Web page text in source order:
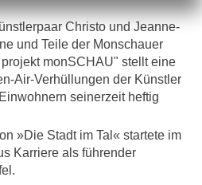
Christo und Jeanne-
und Teile der Monschauer
monSCHAU" stellt eine
Air-Verhüllungen der Künstler
seinerzeit heftig
»Die Stadt im Tal« startete im
Karriere als führender